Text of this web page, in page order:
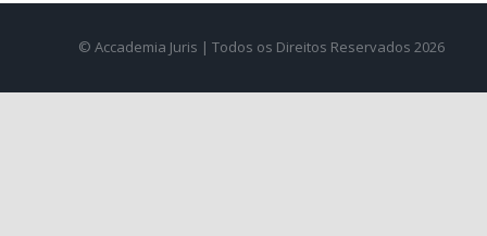
© Accademia Juris | Todos os Direitos Reservados 2026